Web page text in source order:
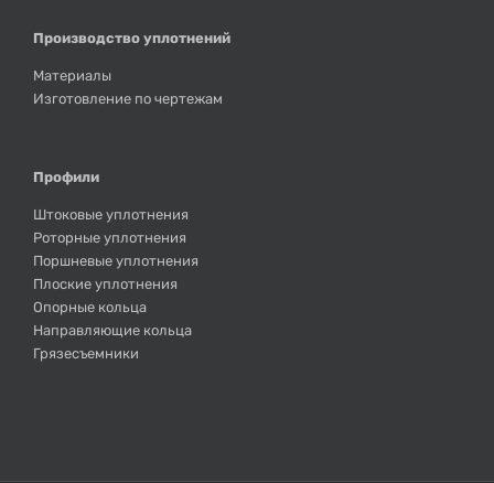
Производство уплотнений
Материалы
Изготовление по чертежам
Профили
Штоковые уплотнения
Роторные уплотнения
Поршневые уплотнения
Плоские уплотнения
Опорные кольца
Направляющие кольца
Грязесъемники